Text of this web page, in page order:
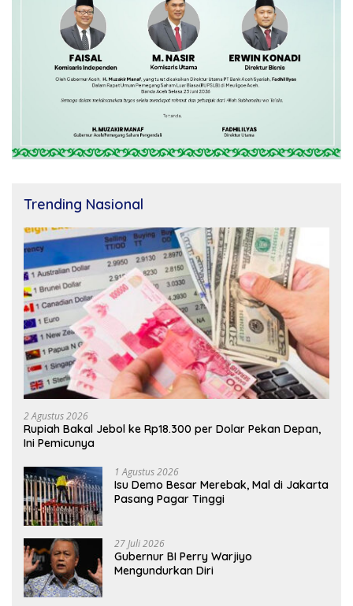
Trending Nasional
2 Agustus 2026
Rupiah Bakal Jebol ke Rp18.300 per Dolar Pekan Depan,
Ini Pemicunya
1 Agustus 2026
Isu Demo Besar Merebak, Mal di Jakarta
Pasang Pagar Tinggi
27 Juli 2026
Gubernur BI Perry Warjiyo
Mengundurkan Diri